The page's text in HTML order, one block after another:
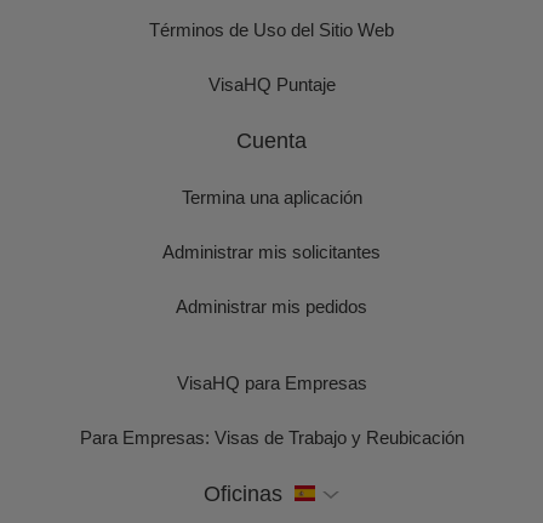
Términos de Uso del Sitio Web
VisaHQ Puntaje
Cuenta
Termina una aplicación
Administrar mis solicitantes
Administrar mis pedidos
VisaHQ para Empresas
Para Empresas: Visas de Trabajo y Reubicación
Oficinas